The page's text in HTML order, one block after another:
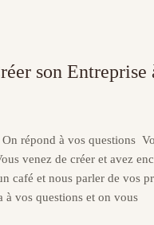
son Entreprise
répond à vos questions
venez de créer et avez
café et nous parler de vos
à vos questions et on vous